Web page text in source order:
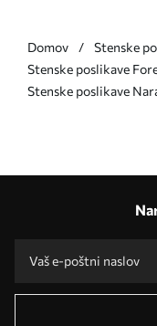
Domov
Stenske
Stenske poslikave
Stenske poslikave